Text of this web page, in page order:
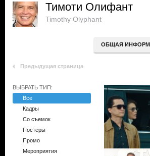
Тимоти Олифант
Timothy Olyphant
ОБЩАЯ
Предыдущая страница
ВЫБРАТЬ ТИП:
Все
Кадры
Со съемок
Постеры
Промо
Мероприятия